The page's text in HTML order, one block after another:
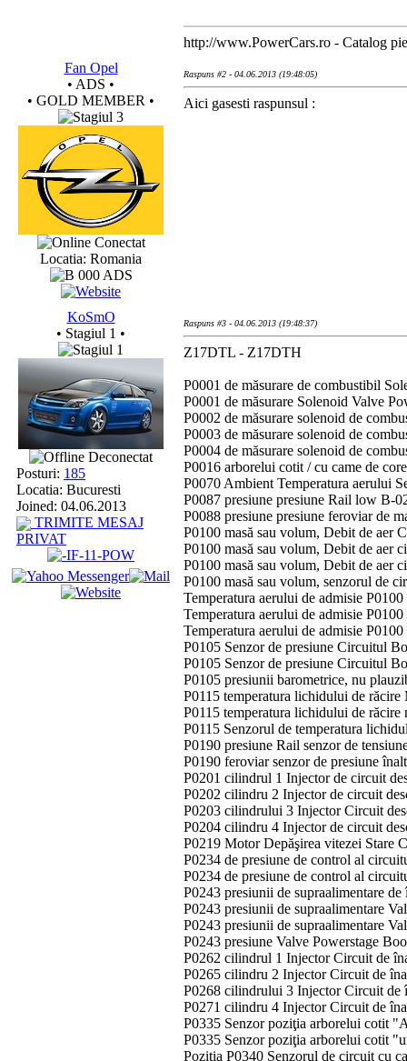
http://www.PowerCars.ro - Catalog
Fan Opel
• ADS •
• GOLD MEMBER •
Conectat
Locatia: Romania
Raspuns #2 - 04.06.2013 (19:48:05)
Aici gasesti raspunsul :
KoSmO
• Stagiul 1 •
Deconectat
Posturi: 185
Locatia: Bucuresti
Joined: 04.06.2013
TRIMITE MESAJ
PRIVAT
Raspuns #3 - 04.06.2013 (19:48:37)
Z17DTL - Z17DTH
P0001 de măsurare de combustibil
P0001 de măsurare Solenoid Valve
P0002 de măsurare solenoid de
P0003 de măsurare solenoid de
P0004 de măsurare solenoid de
P0016 arborelui cotit / cu came de
P0070 Ambient Temperatura aerului
P0087 presiune presiune Rail low B-
P0088 presiune presiune feroviar de
P0100 masă sau volum, Debit de aer
P0100 masă sau volum, Debit de aer
P0100 masă sau volum, Debit de aer
P0100 masă sau volum, senzorul de
Temperatura aerului de admisie
Temperatura aerului de admisie
Temperatura aerului de admisie
P0105 Senzor de presiune Circuitul
P0105 Senzor de presiune Circuitul
P0105 presiunii barometrice, nu
P0115 temperatura lichidului de
P0115 temperatura lichidului de
P0115 Senzorul de temperatura
P0190 presiune Rail senzor de
P0190 feroviar senzor de presiune
P0201 cilindrul 1 Injector de circuit
P0202 cilindru 2 Injector de circuit
P0203 cilindrului 3 Injector Circuit
P0204 cilindru 4 Injector de circuit
P0219 Motor Depăşirea vitezei Stare
P0234 de presiune de control al
P0234 de presiune de control al
P0243 presiunii de supraalimentare
P0243 presiunii de supraalimentare
P0243 presiunii de supraalimentare
P0243 presiune Valve Powerstage
P0262 cilindrul 1 Injector Circuit de
P0265 cilindru 2 Injector Circuit de
P0268 cilindrului 3 Injector Circuit de
P0271 cilindru 4 Injector Circuit de
P0335 Senzor poziţia arborelui cotit
P0335 Senzor poziţia arborelui cotit
Poziţia P0340 Senzorul de circuit cu